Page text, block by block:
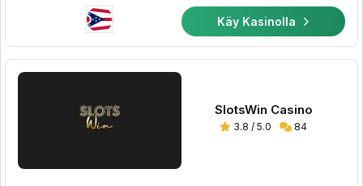
Käy Kasinolla
SlotsWin Casino
3.8 / 5.0 84